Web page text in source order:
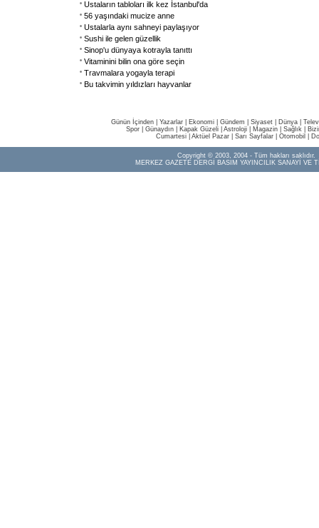
Ustaların tabloları ilk kez İstanbul'da
56 yaşındaki mucize anne
Ustalarla aynı sahneyi paylaşıyor
Sushi ile gelen güzellik
Sinop'u dünyaya kotrayla tanıttı
Vitaminini bilin ona göre seçin
Travmalara yogayla terapi
Bu takvimin yıldızları hayvanlar
Günün İçinden Yazarlar Ekonomi Gündem Siyaset Dünya |
Spor
Günaydın Kapak Güzeli Astroloji Magazin Sağlık
Cumartesi| Aktüel Pazar| Sarı Sayfalar| Otomobil
Copyright © 2003, 2004 - Tüm hakları saklıdır.
MERKEZ GAZETE DERGİ BASIM YAYINCILIK SANAYİ VE